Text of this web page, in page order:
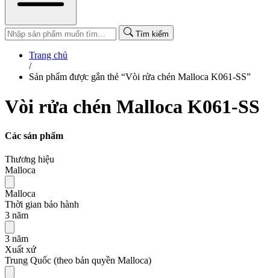
Tìm kiếm
Trang chủ
/
Sản phẩm được gắn thẻ “Vòi rửa chén Malloca K061-SS”
Vòi rửa chén Malloca K061-SS
Các sản phẩm
Thương hiệu
Malloca
Malloca
Thời gian bảo hành
3 năm
3 năm
Xuất xứ
Trung Quốc (theo bản quyền Malloca)